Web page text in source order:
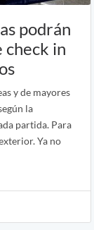
podrán
check in
y de mayores
la
partida. Para
Ya no